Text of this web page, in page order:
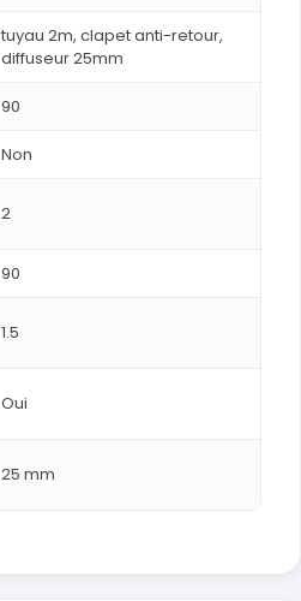
tuyau 2m, clapet anti-retour,
diffuseur 25mm
90
Non
2
90
1.5
Oui
25 mm